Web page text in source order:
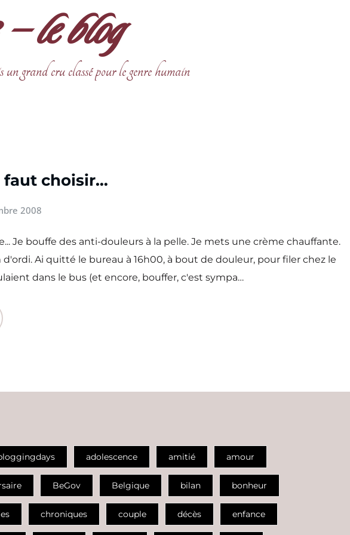
le blog
grand cru classé pour le genre humain
faut choisir…
2008
Je bouffe des anti-douleurs à la pelle. Je mets une crème chauffante.
Ai quitté le bureau à 16h00, à bout de douleur, pour filer chez le
dans le bus (et encore, bouffer, c'est sympa…
adolescence amitié amour
BeGov Belgique bilan bonheur
chroniques couple décès enfance